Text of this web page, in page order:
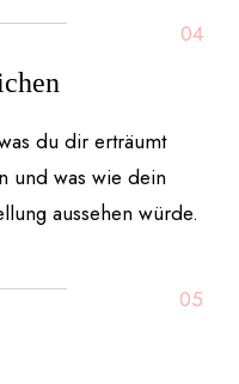
04
du dir erträumt
und was wie dein
aussehen würde.
05